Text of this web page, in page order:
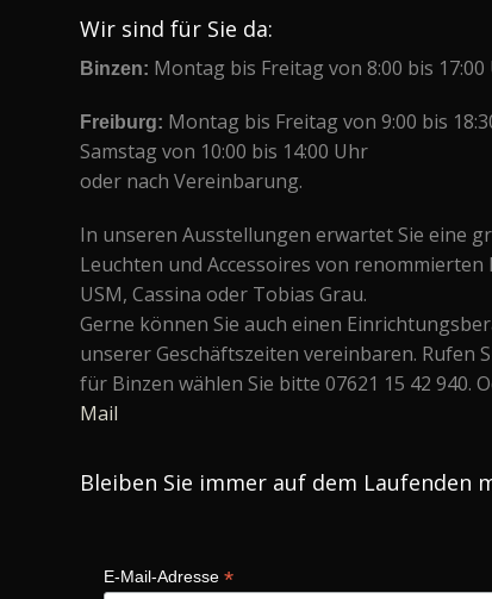
Wir sind für Sie da:
Binzen: Montag bis Freitag von 8:00 bis 17:00
Freiburg: Montag bis Freitag von 9:00 bis
Samstag von 10:00 bis 14:00 Uhr
oder nach Vereinbarung.
In unseren Ausstellungen erwartet Sie eine
Leuchten und Accessoires von
USM, Cassina oder Tobias Grau.
Gerne können Sie auch einen
unserer Geschäftszeiten vereinbaren. Rufen
für Binzen wählen Sie bitte 07621 15 42 940.
Mail
Bleiben Sie immer auf dem Laufenden
E-Mail-Adresse *